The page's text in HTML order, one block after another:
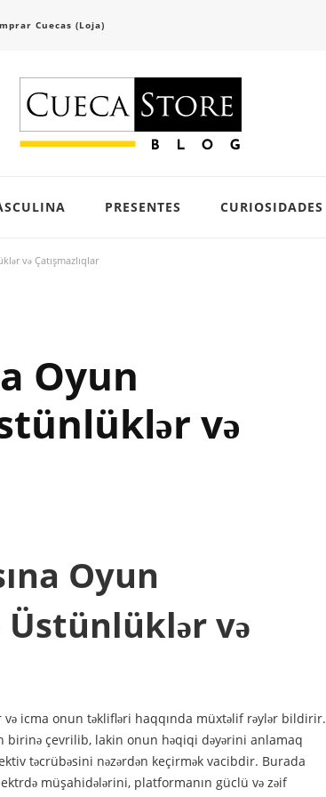
Cuecas (Loja)
PRESENTES CURIOSIDADES
və Çatışmazlıqlar
Oyun
və
Oyun
Üstünlüklər və
icma onun təklifləri haqqında müxtəlif rəylər bildirir.
birinə çevrilib, lakin onun həqiqi dəyərini anlamaq
təcrübəsini nəzərdən keçirmək vacibdir. Burada
müşahidələrini, platformanın güclü və zəif